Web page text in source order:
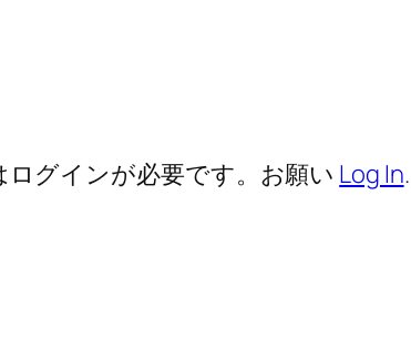
グインが必要です。お願い Log In